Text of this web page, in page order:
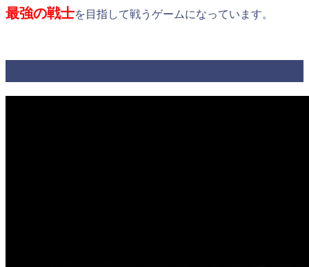
最強の戦士を目指して戦うゲームになっています。